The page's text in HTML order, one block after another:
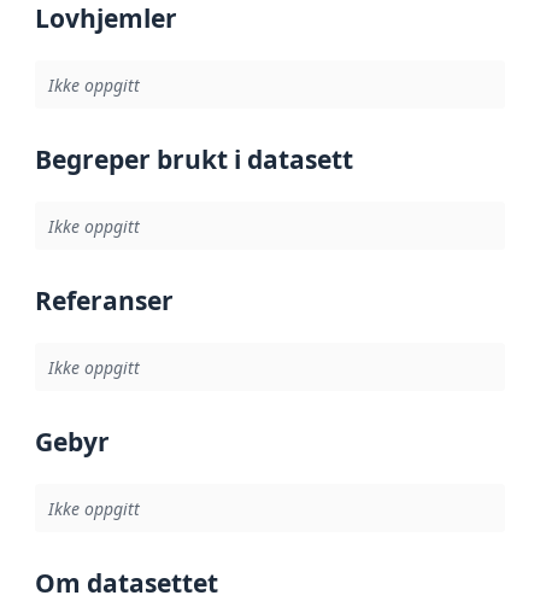
Lovhjemler
Ikke oppgitt
Begreper brukt i datasett
Ikke oppgitt
Referanser
Ikke oppgitt
Gebyr
Ikke oppgitt
Om datasettet